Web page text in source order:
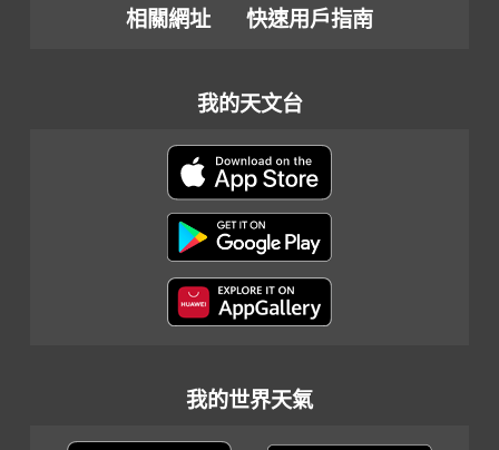
相關網址
快速用戶指南
我的天文台
我的世界天氣